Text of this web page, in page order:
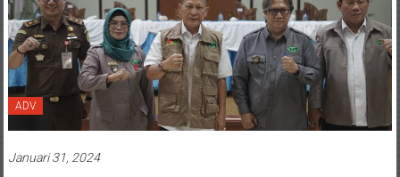
ADV
Januari 31, 2024